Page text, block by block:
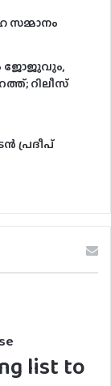
സമ്മാനം
ജോജുവും,
റിലീസ്
പ്രദീപ്
list to